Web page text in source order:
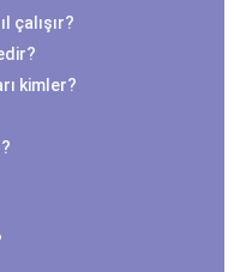
çalışır?
kimler?